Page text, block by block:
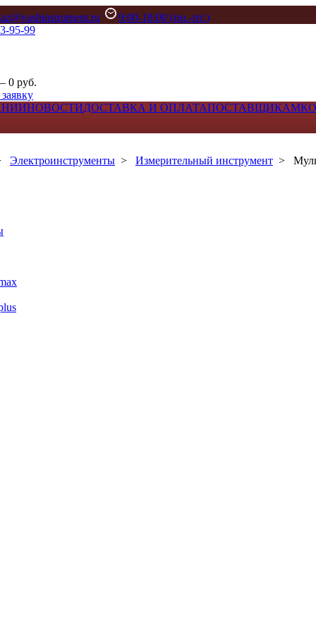
9:00-18:00 (пн.-пт.)
95-99
0 руб.
НОВОСТИДОСТАВКА И ОПЛАТАПОСТАВЩИКАМ
Электроинструменты > Измерительный инструмент >